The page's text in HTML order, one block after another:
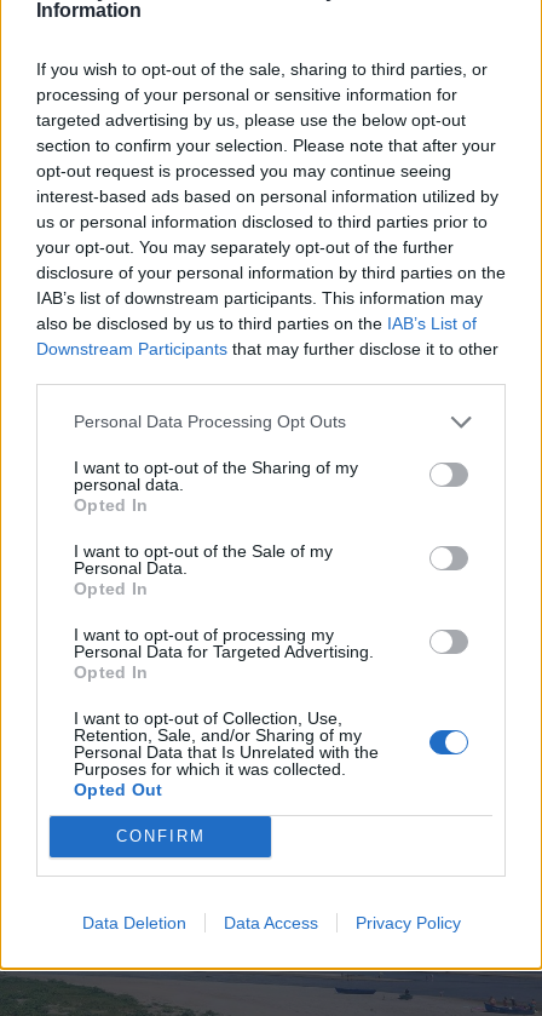
Information
If you wish to opt-out of the sale, sharing to third parties, or
processing of your personal or sensitive information for
targeted advertising by us, please use the below opt-out
section to confirm your selection. Please note that after your
opt-out request is processed you may continue seeing
interest-based ads based on personal information utilized by
us or personal information disclosed to third parties prior to
your opt-out. You may separately opt-out of the further
disclosure of your personal information by third parties on the
IAB’s list of downstream participants. This information may
also be disclosed by us to third parties on the IAB’s List of
Downstream Participants that may further disclose it to other
Personal Data Processing Opt Outs
I want to opt-out of the Sharing of my
personal data.
Opted In
I want to opt-out of the Sale of my
Personal Data.
Opted In
I want to opt-out of processing my
Personal Data for Targeted Advertising.
Opted In
I want to opt-out of Collection, Use,
Retention, Sale, and/or Sharing of my
Personal Data that Is Unrelated with the
Purposes for which it was collected.
Opted Out
CONFIRM
Data Deletion Data Access Privacy Policy
Villamosenergia-válság
enyhítéséről szóló intézkedéseket
fogadott el a kormány